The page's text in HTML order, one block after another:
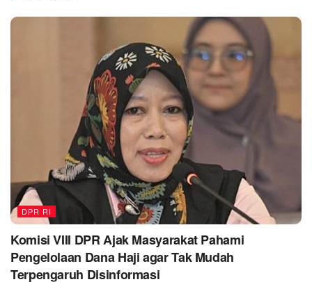
DPR RI
Komisi VIII DPR Ajak Masyarakat Pahami
Pengelolaan Dana Haji agar Tak Mudah
Terpengaruh Disinformasi